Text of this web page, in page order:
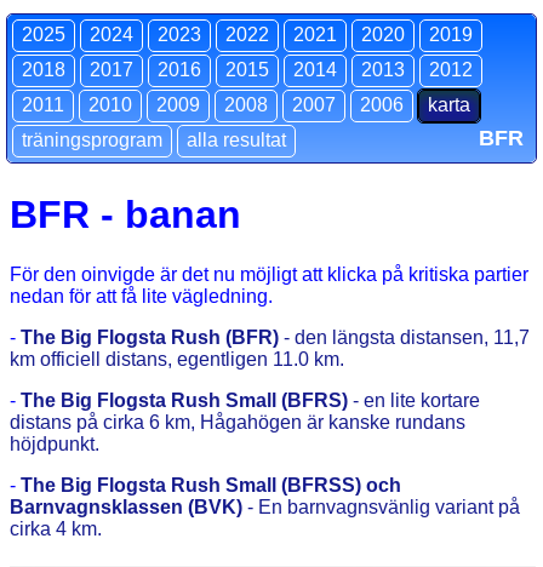
2025 2024 2023 2022 2021 2020
2019
2018
2017 2016 2015 2014 2013
2012
2011
2010 2009 2008 2007 2006
karta
träningsprogram
alla resultat BFR
BFR - banan
För den oinvigde är det nu möjligt att klicka på kritiska partier
nedan för att få lite vägledning.
- The Big Flogsta Rush (BFR) - den längsta distansen, 11,7
km officiell distans, egentligen 11.0 km.
- The Big Flogsta Rush Small (BFRS) - en lite kortare
distans på cirka 6 km, Hågahögen är kanske rundans
höjdpunkt.
- The Big Flogsta Rush Small (BFRSS) och
Barnvagnsklassen (BVK) - En barnvagnsvänlig variant på
cirka 4 km.